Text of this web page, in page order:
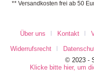
** Versandkosten frei ab 50
Über uns Kontakt
Widerrufsrecht
© 2023 -
Klicke bitte hier, um